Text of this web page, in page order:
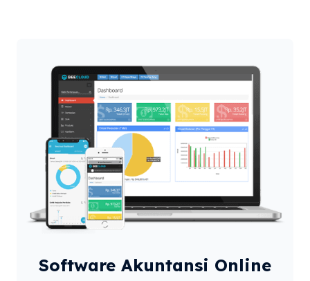
Software Akuntansi Online